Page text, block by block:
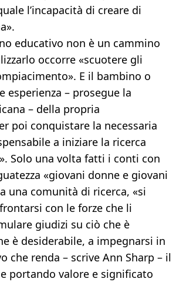
l’incapacità di creare di
educativo non è un cammino
occorre «scuotere gli
E il bambino o
esperienza – prosegue la
– della propria
poi conquistare la necessaria
a iniziare la ricerca
Solo una volta fatti i conti con
«giovani donne e giovani
una comunità di ricerca, «si
con le forze che li
giudizi su ciò che è
è desiderabile, a impegnarsi in
che renda – scrive Ann Sharp – il
portando valore e significato